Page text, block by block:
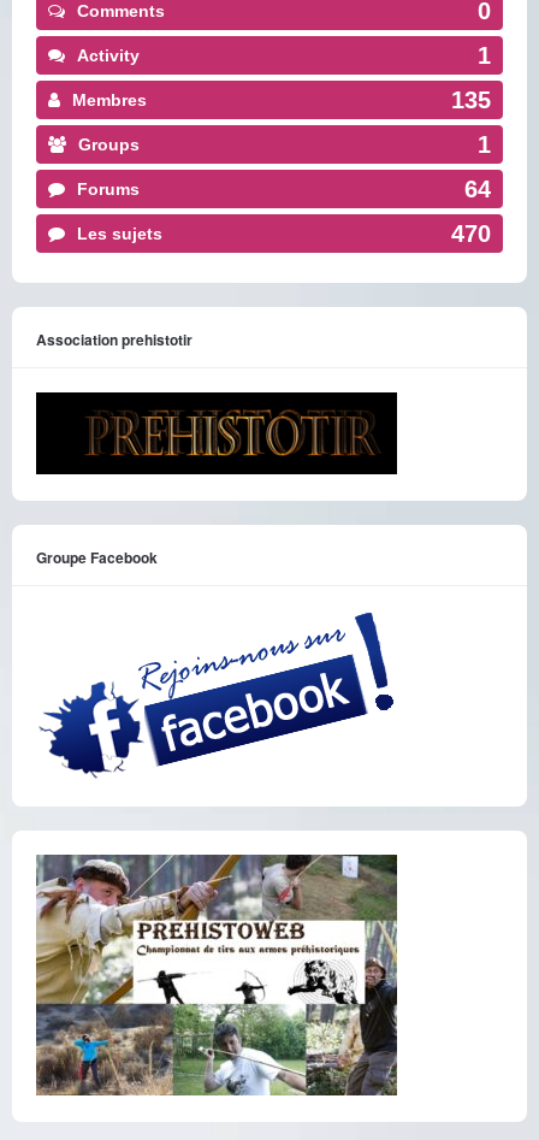
Comments 0
Activity 1
Membres 135
Groups 1
Forums 64
Les sujets 470
Association prehistotir
Groupe Facebook